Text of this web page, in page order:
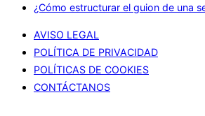
¿Cómo estructurar el guion de una
AVISO LEGAL
POLÍTICA DE PRIVACIDAD
POLÍTICAS DE COOKIES
CONTÁCTANOS